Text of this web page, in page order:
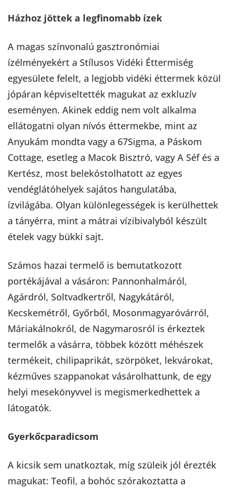
Házhoz jöttek a legfinomabb ízek
A magas színvonalú gasztronómiai
ízélményekért a Stílusos Vidéki Éttermiség
egyesülete felelt, a legjobb vidéki éttermek közül
jópáran képviseltették magukat az exkluzív
eseményen. Akinek eddig nem volt alkalma
ellátogatni olyan nívós éttermekbe, mint az
Anyukám mondta vagy a 67Sigma, a Páskom
Cottage, esetleg a Macok Bisztró, vagy A Séf és a
Kertész, most belekóstolhatott az egyes
vendéglátóhelyek sajátos hangulatába,
ízvilágába. Olyan különlegességek is kerülhettek
a tányérra, mint a mátrai vízibivalyból készült
ételek vagy bükki sajt.
Számos hazai termelő is bemutatkozott
portékájával a vásáron: Pannonhalmáról,
Agárdról, Soltvadkertről, Nagykátáról,
Kecskemétről, Győrből, Mosonmagyaróvárról,
Máriakálnokról, de Nagymarosról is érkeztek
termelők a vásárra, többek között méhészek
termékeit, chilipaprikát, szörpöket, lekvárokat,
kézműves szappanokat vásárolhattunk, de egy
helyi mesekönyvvel is megismerkedhettek a
látogatók.
Gyerkőcparadicsom
A kicsik sem unatkoztak, míg szüleik jól érezték
magukat: Teofil, a bohóc szórakoztatta a